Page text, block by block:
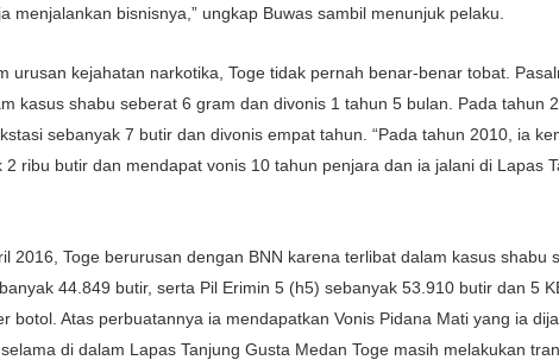
menjalankan bisnisnya,” ungkap Buwas sambil menunjuk pelaku.
urusan kejahatan narkotika, Toge tidak pernah benar-benar tobat.
kasus shabu seberat 6 gram dan divonis 1 tahun 5 bulan. Pada tahun
sebanyak 7 butir dan divonis empat tahun. “Pada tahun 2010, ia
2 ribu butir dan mendapat vonis 10 tahun penjara dan ia jalani di Lapas
2016, Toge berurusan dengan BNN karena terlibat dalam kasus shabu
44.849 butir, serta Pil Erimin 5 (h5) sebanyak 53.910 butir dan 5
botol. Atas perbuatannya ia mendapatkan Vonis Pidana Mati yang ia
di dalam Lapas Tanjung Gusta Medan Toge masih melakukan